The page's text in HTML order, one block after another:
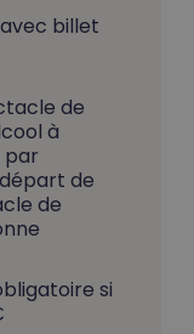
billet
de
à
par
de
de
si